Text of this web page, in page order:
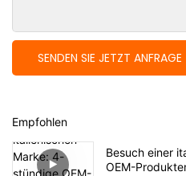
SENDEN SIE JETZT ANFRAGE
Empfohlen
Besuch einer
OEM-